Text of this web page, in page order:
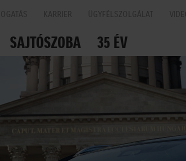
KARRIER ÜGYFÉLSZOLGÁLAT
SAJTÓSZOBA
35 ÉV